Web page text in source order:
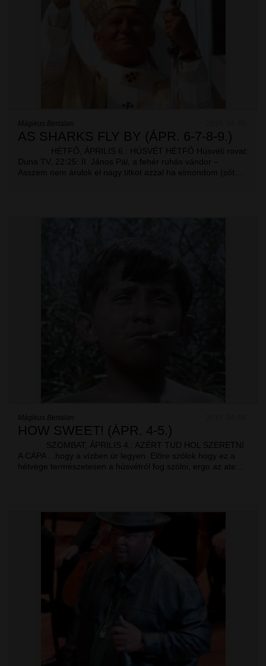
Mágikus Bertalan
AS SHARKS FLY BY (ÁPR. 6-7-8-9.)
HÉTFŐ, ÁPRILIS 6.: HÚSVÉT HÉTFŐ Húsvéti rovat:
Duna TV, 22:25: II. János Pál, a fehér ruhás vándor –
Asszem nem árulok el nagy titkot azzal ha elmondom (sőt…
Mágikus Bertalan
HOW SWEET! (ÁPR. 4-5.)
SZOMBAT, ÁPRILIS 4.: AZÉRT TUD HOL SZERETNI
A CÁPA ...hogy a vízben úr legyen. Előre szólok hogy ez a
hétvége természetesen a húsvétról fog szólni, ergo az ate…